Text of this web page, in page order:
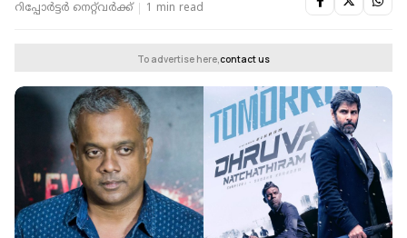
റിപ്പോർട്ടർ നെറ്റ്‌വര്‍ക്ക്‌ 1 min read
To advertise here,contact us